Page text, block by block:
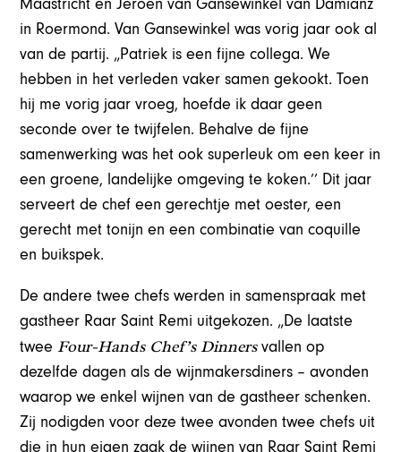
in Roermond. Van Gansewinkel was vorig jaar ook al
van de partij. „Patriek is een fijne collega. We
hebben in het verleden vaker samen gekookt. Toen
hij me vorig jaar vroeg, hoefde ik daar geen
seconde over te twijfelen. Behalve de fijne
samenwerking was het ook superleuk om een keer in
een groene, landelijke omgeving te koken.’’ Dit jaar
serveert de chef een gerechtje met oester, een
gerecht met tonijn en een combinatie van coquille
en buikspek.
De andere twee chefs werden in samenspraak met
gastheer Raar Saint Remi uitgekozen. „De laatste
tweeFour-Hands Chef’s Dinnersvallen op
dezelfde dagen als de wijnmakersdiners – avonden
waarop we enkel wijnen van de gastheer schenken.
Zij nodigden voor deze twee avonden twee chefs uit
die in hun eigen zaak de wijnen van Raar Saint Remi